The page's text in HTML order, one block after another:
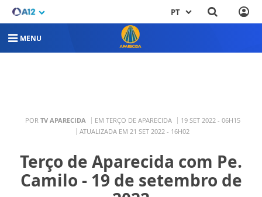
PT
MENU
POR TV APARECIDA EM TERÇO DE APARECIDA
19 SET 2022 - 06H15
ATUALIZADA EM 21 SET 2022 - 16H02
Terço de Aparecida com Pe.
Camilo - 19 de setembro de